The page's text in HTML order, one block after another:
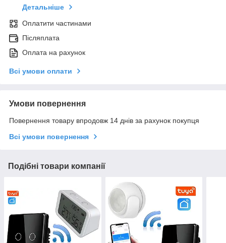
Детальніше
Оплатити частинами
Післяплата
Оплата на рахунок
Всі умови оплати
Умови повернення
Повернення товару впродовж 14 днів за рахунок покупця
Всі умови повернення
Подібні товари компанії